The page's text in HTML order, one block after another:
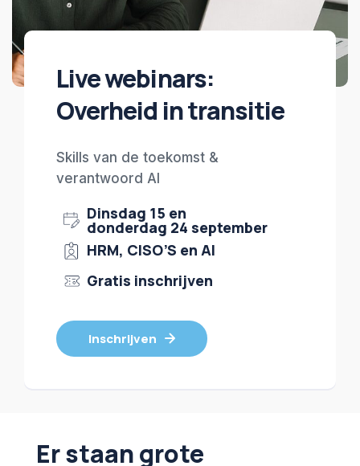
Live webinars:
Overheid in transitie
Skills van de toekomst &
verantwoord AI
Dinsdag 15 en
donderdag 24 september
HRM, CISO’S en AI
Gratis inschrijven
Inschrijven
Er staan grote